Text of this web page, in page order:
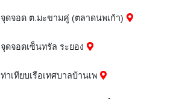
จุดจอด ต.มะขามคู่ (ตลาดนพเก้า)
จุดจอดเซ็นทรัล ระยอง
ท่าเทียบเรือเทศบาลบ้านเพ